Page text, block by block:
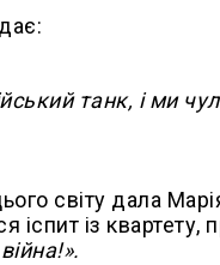
танк, і ми
світу дала
із квартету,